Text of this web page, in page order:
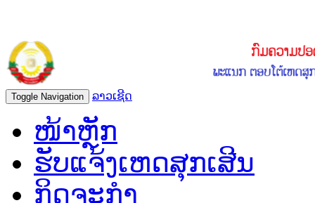
Toggle Navigation ລາວເຊີດ
ໜ້າຫຼັກ
ຮັບແຈ້ງເຫດສຸກເສີນ
ກິດຈະກຳ